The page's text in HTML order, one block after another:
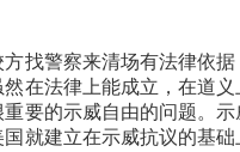
找警察来清场有法律依
在法律上能成立，在道
要的示威自由的问题。
就建立在示威抗议的基